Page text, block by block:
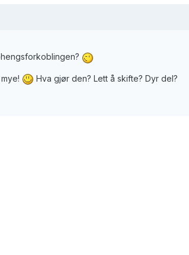
Hva gjør den? Lett å skifte? Dyr del?